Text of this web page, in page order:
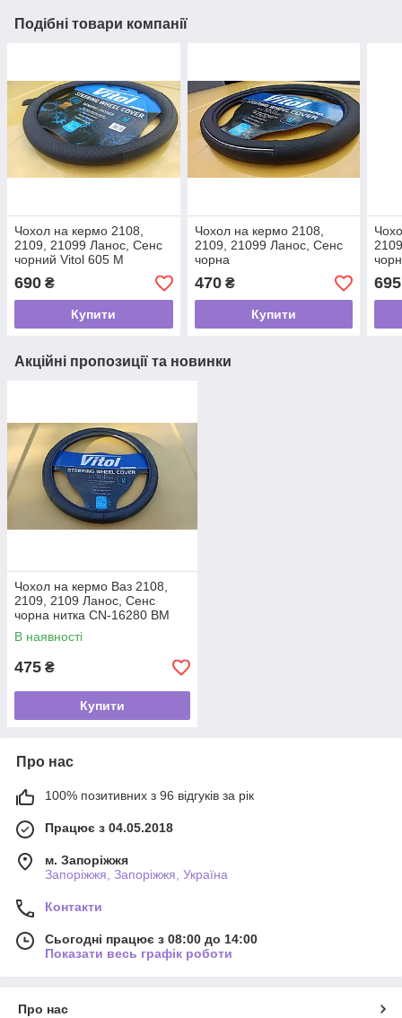
Подібні товари компанії
Чохол на кермо 2108,
2109, 21099 Ланос, Сенс
чорний Vitol 605 M
690 ₴
Купити
Чохол на кермо 2108,
2109, 21099 Ланос, Сенс
чорна
470₴
Купити
695
Акційні пропозиції та новинки
Чохол на кермо Ваз 2108,
2109, 2109 Ланос, Сенс
чорна нитка СN-16280 BМ
В наявності
475 ₴
Купити
Про нас
100% позитивних з 96 відгуків за рік
Працює з 04.05.2018
м. Запоріжжя
Запоріжжя, Запоріжжя, Україна
Контакти
Сьогодні працює з 08:00 до 14:00
Показати весь графік роботи
Про нас